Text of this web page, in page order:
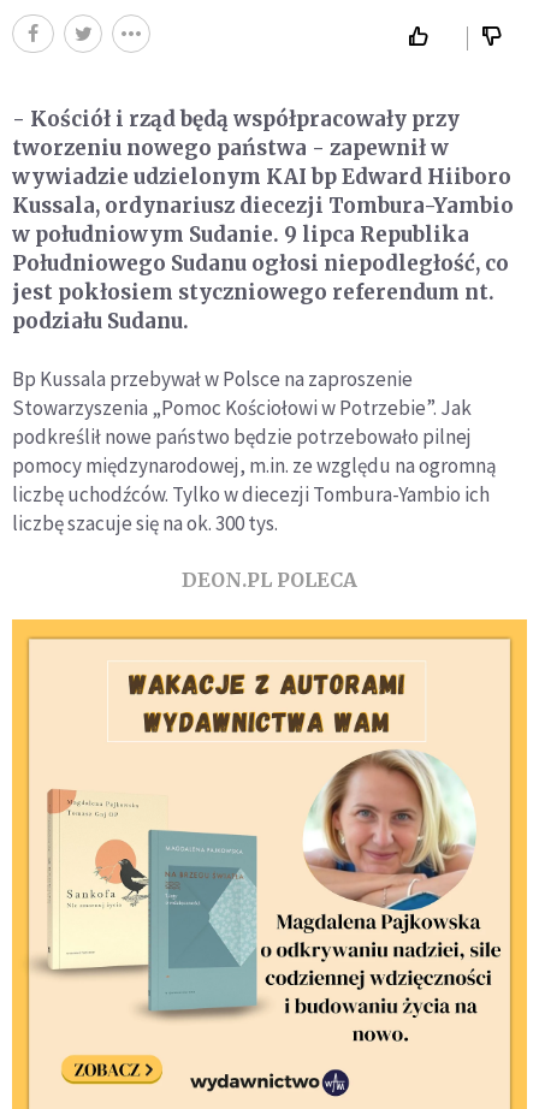
- Kościół i rząd będą współpracowały przy
tworzeniu nowego państwa - zapewnił w
wywiadzie udzielonym KAI bp Edward Hiiboro
Kussala, ordynariusz diecezji Tombura-Yambio
w południowym Sudanie. 9 lipca Republika
Południowego Sudanu ogłosi niepodległość, co
jest pokłosiem styczniowego referendum nt.
podziału Sudanu.
Bp Kussala przebywał w Polsce na zaproszenie
Stowarzyszenia „Pomoc Kościołowi w Potrzebie”. Jak
podkreślił nowe państwo będzie potrzebowało pilnej
pomocy międzynarodowej, m.in. ze względu na ogromną
liczbę uchodźców. Tylko w diecezji Tombura-Yambio ich
liczbę szacuje się na ok. 300 tys.
DEON.PL POLECA